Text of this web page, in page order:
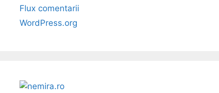
Flux comentarii
WordPress.org